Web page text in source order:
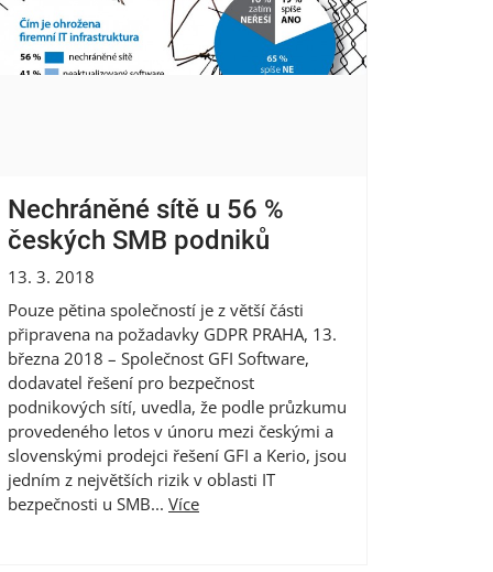
Nechráněné sítě u 56 %
českých SMB podniků
13. 3. 2018
Pouze pětina společností je z větší části
připravena na požadavky GDPR PRAHA, 13.
března 2018 – Společnost GFI Software,
dodavatel řešení pro bezpečnost
podnikových sítí, uvedla, že podle průzkumu
provedeného letos v únoru mezi českými a
slovenskými prodejci řešení GFI a Kerio, jsou
jedním z největších rizik v oblasti IT
bezpečnosti u SMB... Více